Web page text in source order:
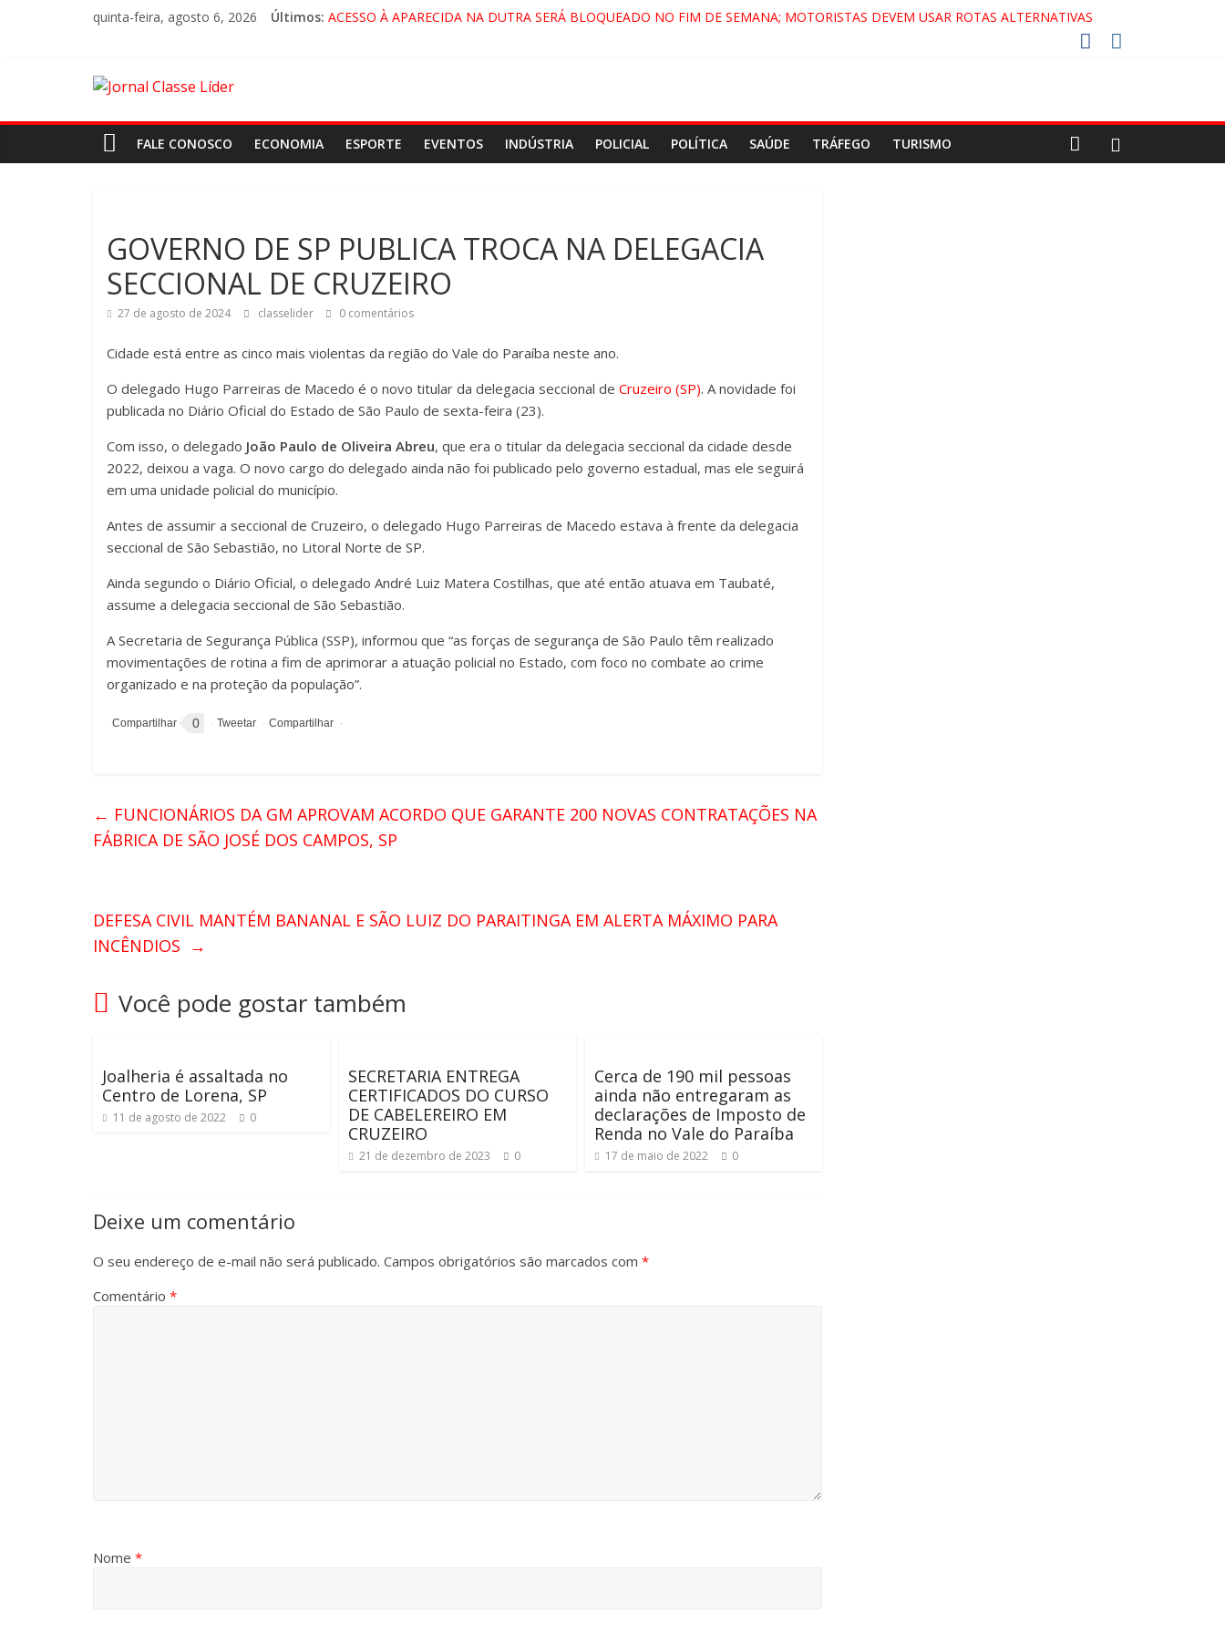
quinta-feira, agosto 6, 2026 Últimos: ACESSO À APARECIDA NA DUTRA SERÁ BLOQUEADO NO FIM DE SEMANA; MOTORISTAS DEVEM USAR ROTAS ALTERNATIVAS
FALE CONOSCO ECONOMIA ESPORTE EVENTOS INDÚSTRIA POLICIAL POLÍTICA SAÚDE TRÁFEGO TURISMO
GOVERNO DE SP PUBLICA TROCA NA DELEGACIA
SECCIONAL DE CRUZEIRO
27 de agosto de 2024 classelider 0 comentários
Cidade está entre as cinco mais violentas da região do Vale do Paraíba neste ano.
O delegado Hugo Parreiras de Macedo é o novo titular da delegacia seccional de Cruzeiro (SP). A novidade foi
publicada no Diário Oficial do Estado de São Paulo de sexta-feira (23).
Com isso, o delegado João Paulo de Oliveira Abreu, que era o titular da delegacia seccional da cidade desde
2022, deixou a vaga. O novo cargo do delegado ainda não foi publicado pelo governo estadual, mas ele seguirá
em uma unidade policial do município.
Antes de assumir a seccional de Cruzeiro, o delegado Hugo Parreiras de Macedo estava à frente da delegacia
seccional de São Sebastião, no Litoral Norte de SP.
Ainda segundo o Diário Oficial, o delegado André Luiz Matera Costilhas, que até então atuava em Taubaté,
assume a delegacia seccional de São Sebastião.
A Secretaria de Segurança Pública (SSP), informou que “as forças de segurança de São Paulo têm realizado
movimentações de rotina a fim de aprimorar a atuação policial no Estado, com foco no combate ao crime
organizado e na proteção da população”.
0
← FUNCIONÁRIOS DA GM APROVAM ACORDO QUE GARANTE 200 NOVAS CONTRATAÇÕES NA
FÁBRICA DE SÃO JOSÉ DOS CAMPOS, SP
DEFESA CIVIL MANTÉM BANANAL E SÃO LUIZ DO PARAITINGA EM ALERTA MÁXIMO PARA
INCÊNDIOS →
Você pode gostar também
Joalheria é assaltada no
Centro de Lorena, SP
11 de agosto de 2022 0
SECRETARIA ENTREGA
CERTIFICADOS DO CURSO
DE CABELEREIRO EM
CRUZEIRO
21 de dezembro de 2023 0
Cerca de 190 mil pessoas
ainda não entregaram as
declarações de Imposto de
Renda no Vale do Paraíba
17 de maio de 2022 0
Deixe um comentário
O seu endereço de e-mail não será publicado. Campos obrigatórios são marcados com *
Comentário *
Nome *